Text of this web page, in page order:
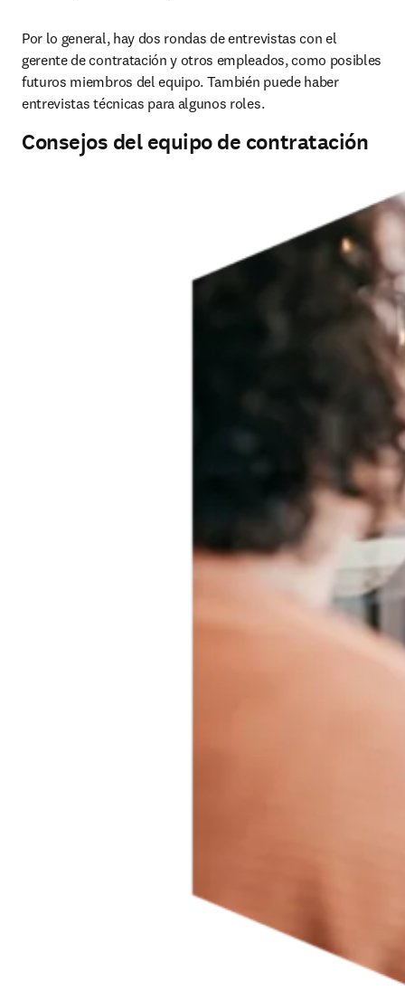
Por lo general, hay dos rondas de entrevistas con el
gerente de contratación y otros empleados, como posibles
futuros miembros del equipo. También puede haber
entrevistas técnicas para algunos roles.
Consejos del equipo de contratación